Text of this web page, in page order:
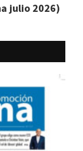
julio 2026)